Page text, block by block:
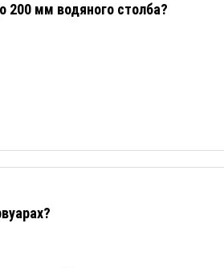
200 мм водяного столба?